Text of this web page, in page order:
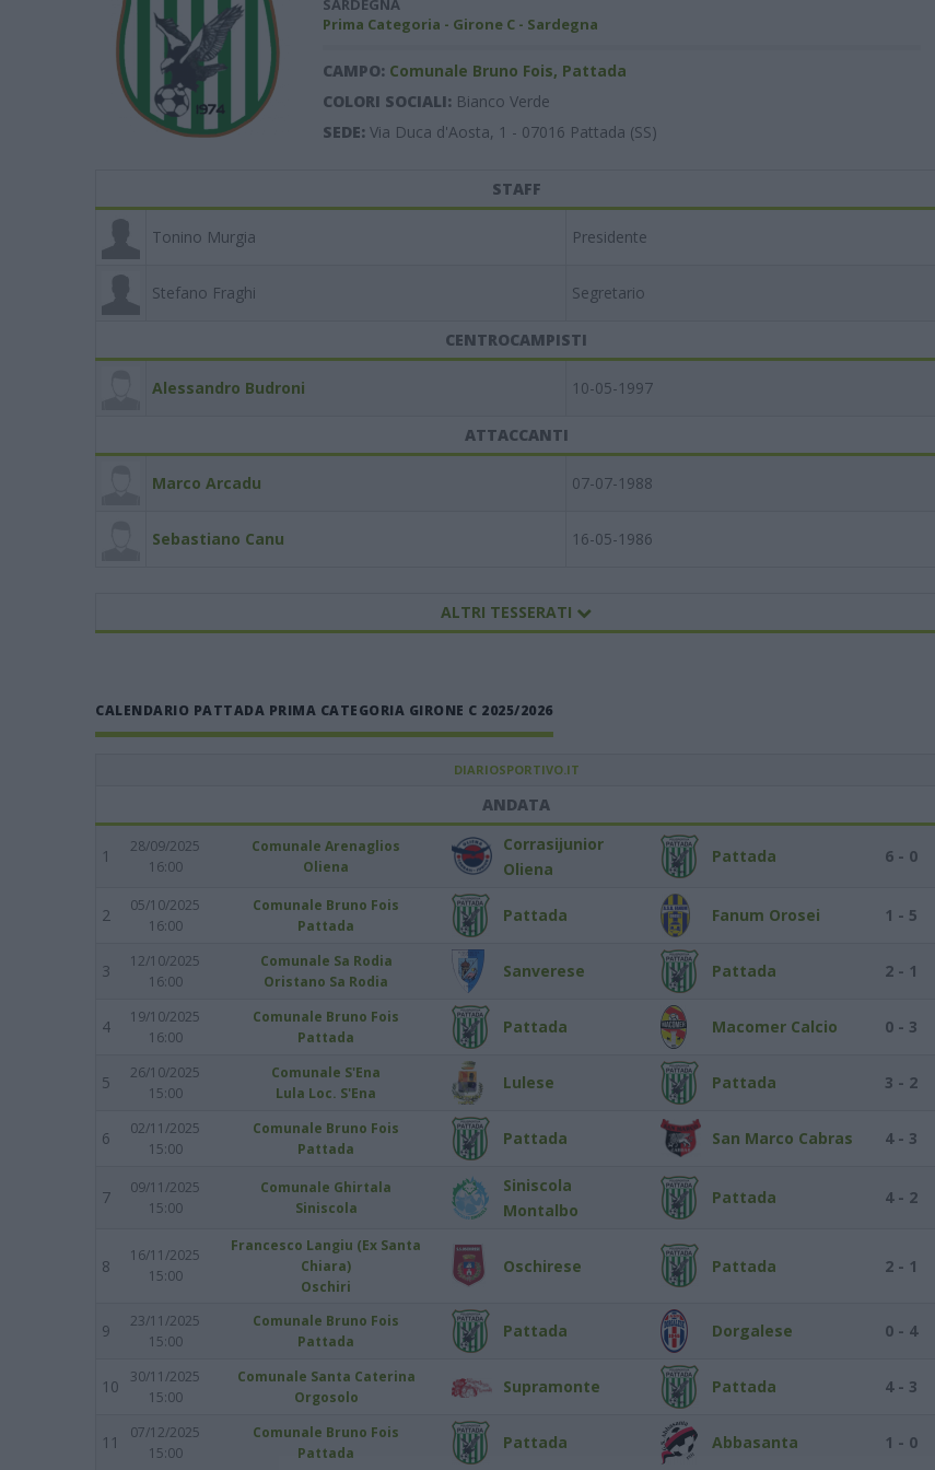
SARDEGNA
Prima Categoria - Girone C - Sardegna
CAMPO: Comunale Bruno Fois, Pattada
COLORI SOCIALI: Bianco Verde
SEDE: Via Duca d'Aosta, 1 - 07016 Pattada (SS)
STAFF
Tonino Murgia Presidente
Stefano Fraghi Segretario
CENTROCAMPISTI
Alessandro Budroni 10-05-1997
ATTACCANTI
Marco Arcadu 07-07-1988
Sebastiano Canu 16-05-1986
ALTRI TESSERATI
CALENDARIO PATTADA PRIMA CATEGORIA GIRONE C 2025/2026
DIARIOSPORTIVO.IT
ANDATA
1
28/09/2025
16:00
Comunale Arenaglios
Oliena
Corrasijunior
Oliena
Pattada 6 - 0
2
05/10/2025
16:00
Comunale Bruno Fois
Pattada
Pattada Fanum Orosei 1 - 5
3
12/10/2025
16:00
Comunale Sa Rodia
Oristano Sa Rodia
Sanverese Pattada 2 - 1
4
19/10/2025
16:00
Comunale Bruno Fois
Pattada
Pattada Macomer Calcio 0 - 3
5
26/10/2025
15:00
Comunale S'Ena
Lula Loc. S'Ena
Lulese Pattada 3 - 2
6
02/11/2025
15:00
Comunale Bruno Fois
Pattada
Pattada San Marco Cabras 4 - 3
7
09/11/2025
15:00
Comunale Ghirtala
Siniscola
Siniscola
Montalbo
Pattada 4 - 2
8
16/11/2025
15:00
Francesco Langiu (Ex Santa
Chiara)
Oschiri
Oschirese Pattada 2 - 1
9
23/11/2025
15:00
Comunale Bruno Fois
Pattada
Pattada Dorgalese 0 - 4
10
30/11/2025
15:00
Comunale Santa Caterina
Orgosolo
Supramonte Pattada 4 - 3
11
07/12/2025
15:00
Comunale Bruno Fois
Pattada
Pattada Abbasanta 1 - 0